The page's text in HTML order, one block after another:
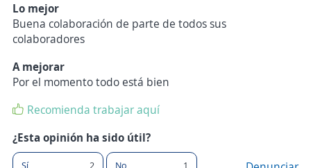
Lo mejor
Buena colaboración de parte de todos sus
colaboradores
A mejorar
Por el momento todo está bien
Recomienda trabajar aquí
¿Esta opinión ha sido útil?
Sí 2 No 1